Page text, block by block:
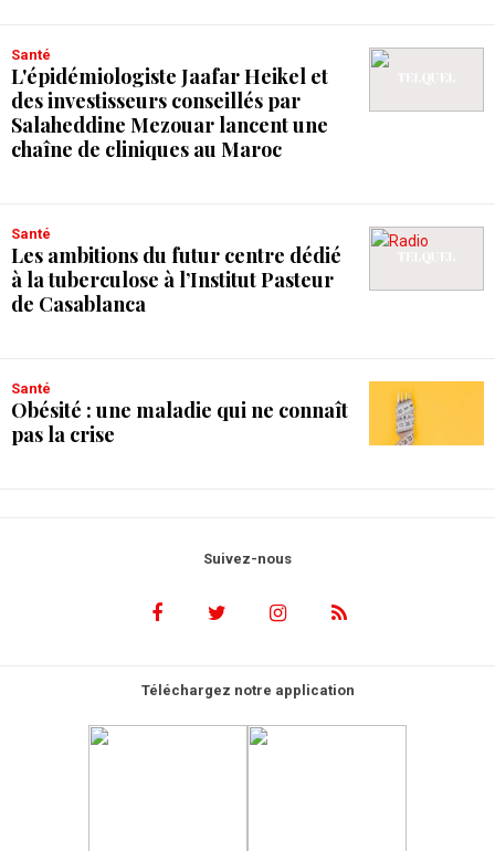
Santé
L'épidémiologiste Jaafar Heikel et
des investisseurs conseillés par
Salaheddine Mezouar lancent une
chaîne de cliniques au Maroc
Santé
Les ambitions du futur centre dédié
à la tuberculose à l’Institut Pasteur
de Casablanca
Santé
Obésité : une maladie qui ne connaît
pas la crise
Suivez-nous
Téléchargez notre application